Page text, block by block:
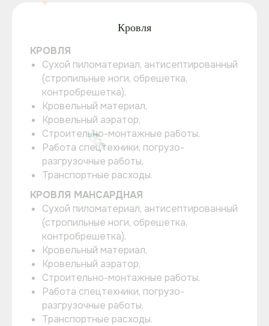
Кровля
КРОВЛЯ
Сухой пиломатериал, антисептированный
(стропильные ноги, обрешетка,
контробрешетка),
Кровельный материал,
Кровельный аэратор,
Строительно-монтажные работы,
Работа спецтехники, погрузо-
разгрузочные работы,
Транспортные расходы.
КРОВЛЯ МАНСАРДНАЯ
Сухой пиломатериал, антисептированный
(стропильные ноги, обрешетка,
контробрешетка),
Кровельный материал,
Кровельный аэратор,
Строительно-монтажные работы,
Работа спецтехники, погрузо-
разгрузочные работы,
Транспортные расходы.